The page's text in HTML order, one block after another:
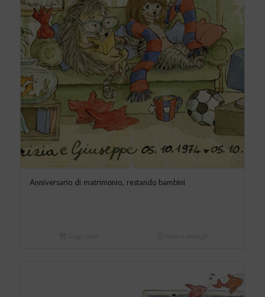
Anniversario di matrimonio, restando bambini